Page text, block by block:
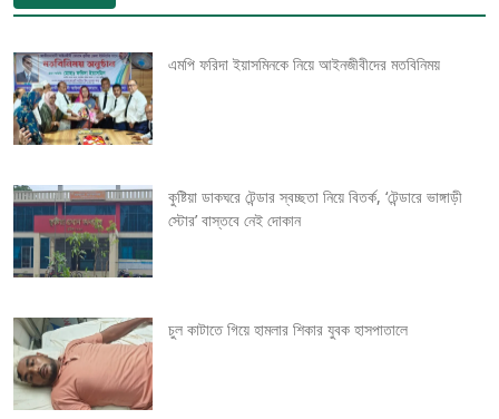
t
n
a
v
i
a
t
এমপি ফরিদা ইয়াসমিনকে নিয়ে আইনজীবীদের মতবিনিময়
কুষ্টিয়া ডাকঘরে টেন্ডার স্বচ্ছতা নিয়ে বিতর্ক, ‘টেন্ডারে ভাঙ্গাড়ী
স্টোর’ বাস্তবে নেই দোকান
চুল কাটাতে গিয়ে হামলার শিকার যুবক হাসপাতালে